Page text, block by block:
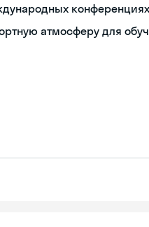
конференциях
атмосферу для